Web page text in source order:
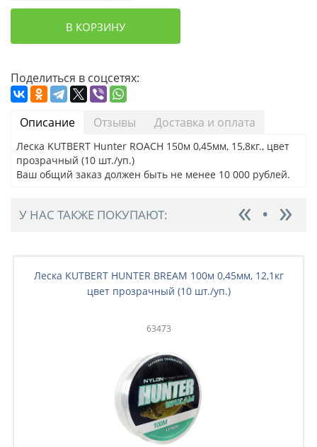
В КОРЗИНУ
Поделиться в соцсетях:
Описание Отзывы Доставка и оплата
Леска KUTBERT Hunter ROACH 150м 0,45мм, 15,8кг., цвет
прозрачный (10 шт./уп.)
Ваш общий заказ должен быть не менее 10 000 рублей.
У НАС ТАКЖЕ ПОКУПАЮТ:
Леска KUTBERT HUNTER BREAM 100м 0,45мм, 12,1кг
цвет прозрачный (10 шт./уп.)
63473